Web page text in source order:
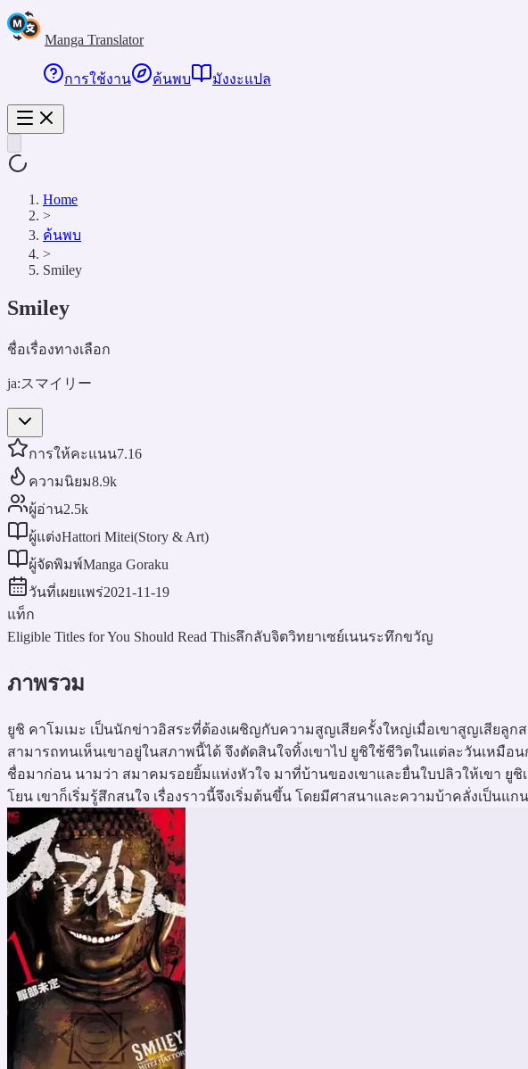
Manga Translator
การใช้งาน ค้นพบ มังงะแปล
Home
>
ค้นพบ
>
Smiley
Smiley
ชื่อเรื่องทางเลือก
ja:スマイリー
การให้คะแนน7.16
ความนิยม8.9k
ผู้อ่าน2.5k
ผู้แต่งHattori Mitei(Story & Art)
ผู้จัดพิมพ์Manga Goraku
วันที่เผยแพร่2021-11-19
แท็ก
Eligible Titles for You Should Read Thisลึกลับจิตวิทยาเซย์เนนระทึกขวัญ
ภาพรวม
ยูชิ คาโมเมะ เป็นนักข่าวอิสระที่ต้องเผชิญกับความสูญเสียครั้งใหญ่เมื่อเขาสูญเสียลู
สามารถทนเห็นเขาอยู่ในสภาพนี้ได้ จึงตัดสินใจทิ้งเขาไป ยูชิใช้ชีวิตในแต่ละวันเหมือ
ชื่อมาก่อน นามว่า สมาคมรอยยิ้มแห่งหัวใจ มาที่บ้านของเขาและยื่นใบปลิวให้เขา ยู
โยน เขาก็เริ่มรู้สึกสนใจ เรื่องราวนี้จึงเริ่มต้นขึ้น โดยมีศาสนาและความบ้าคลั่งเป็น